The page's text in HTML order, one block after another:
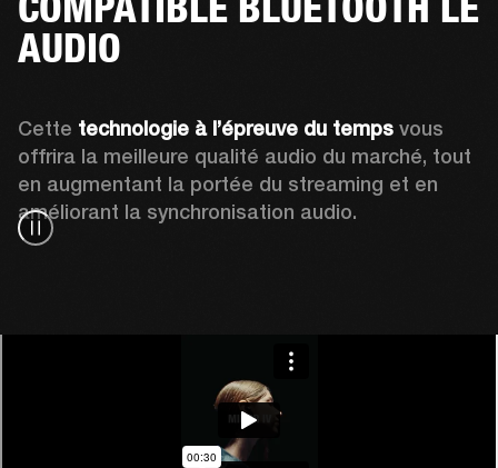
AUDIO
Cette technologie à l’épreuve du temps vous
offrira la meilleure qualité audio du marché, tout
en augmentant la portée du streaming et en
améliorant la synchronisation audio.